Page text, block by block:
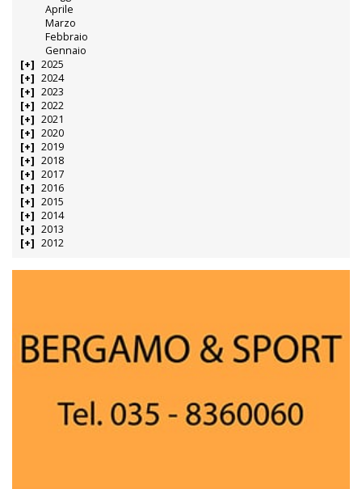
Aprile
Marzo
Febbraio
Gennaio
2025
2024
2023
2022
2021
2020
2019
2018
2017
2016
2015
2014
2013
2012